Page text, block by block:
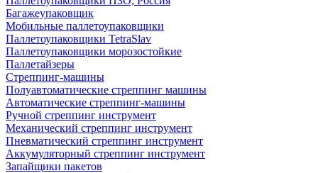
Багажеупаковщик
Мобильные паллетоупаковщики
Паллетоупаковщики TetraSlav
Паллетоупаковщики морозостойкие
Паллетайзеры
Стреппинг-машины
Полуавтоматические стреппинг машины
Автоматические стреппинг-машины
Ручной стреппинг инструмент
Механический стреппинг инструмент
Пневматический стреппинг инструмент
Аккумуляторный стреппинг инструмент
Запайщики пакетов